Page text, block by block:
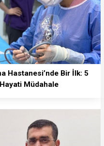
Hastanesi’nde Bir İlk: 5
Müdahale